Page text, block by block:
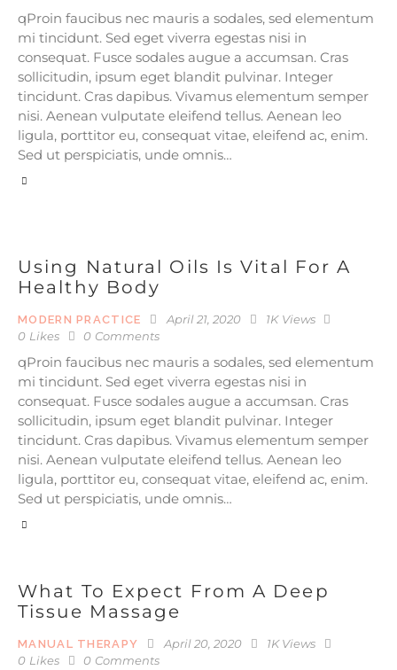
qProin faucibus nec mauris a sodales, sed elementum
mi tincidunt. Sed eget viverra egestas nisi in
consequat. Fusce sodales augue a accumsan. Cras
sollicitudin, ipsum eget blandit pulvinar. Integer
tincidunt. Cras dapibus. Vivamus elementum semper
nisi. Aenean vulputate eleifend tellus. Aenean leo
ligula, porttitor eu, consequat vitae, eleifend ac, enim.
Sed ut perspiciatis, unde omnis…
Using Natural Oils Is Vital For A
Healthy Body
MODERN PRACTICE April 21, 2020 1K Views
0 Likes 0 Comments
qProin faucibus nec mauris a sodales, sed elementum
mi tincidunt. Sed eget viverra egestas nisi in
consequat. Fusce sodales augue a accumsan. Cras
sollicitudin, ipsum eget blandit pulvinar. Integer
tincidunt. Cras dapibus. Vivamus elementum semper
nisi. Aenean vulputate eleifend tellus. Aenean leo
ligula, porttitor eu, consequat vitae, eleifend ac, enim.
Sed ut perspiciatis, unde omnis…
What To Expect From A Deep
Tissue Massage
MANUAL THERAPY April 20, 2020 1K Views
0 Likes 0 Comments